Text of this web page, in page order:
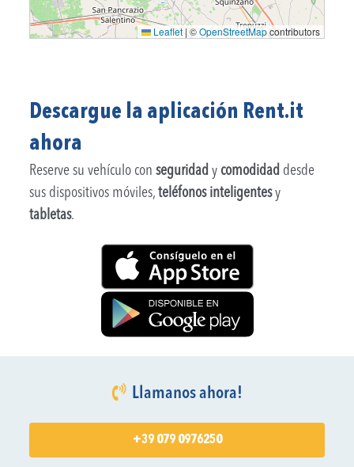
Leaflet |©OpenStreetMapcontributors
Descargue la aplicación Rent.it
ahora
Reserve su vehículo conseguridad y comodidad desde
sus dispositivos móviles,teléfonos inteligentesy
tabletas.
Llamanos ahora!
+39 079 0976250